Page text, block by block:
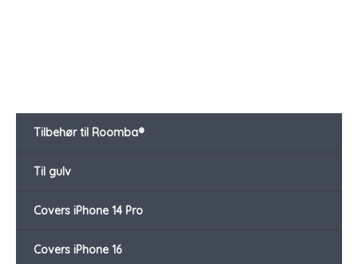
Tilbehør til Roomba®
Til gulv
Covers iPhone 14 Pro
Covers iPhone 16